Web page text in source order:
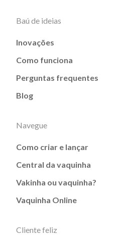
Baú de ideias
Inovações
Como funciona
Perguntas frequentes
Blog
Navegue
Como criar e lançar
Central da vaquinha
Vakinha ou vaquinha?
Vaquinha Online
Cliente feliz